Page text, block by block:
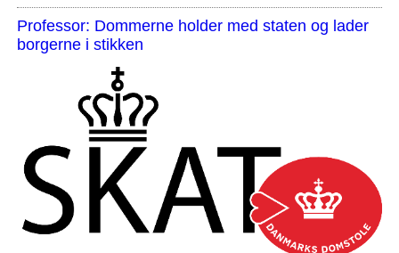
Professor: Dommerne holder med staten og lader
borgerne i stikken